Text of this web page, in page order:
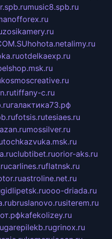
music8.spb.ru
zosikamery.ru
hohota.netalimy.ru
otdelkaexp.ru
kosmoscreative.ru
tiffany-c.ru
галактика73.рф
fotsis.rutesiaes.ru
mossilver.ru
tochkazvuka.msk.ru
clubtibet.ruorior-aks.ru
carlines.ruflatnsk.ru
astroline.net.ru
gidlipetsk.ruooo-driada.ru
bruslanovo.rusiterem.ru
kafekolizey.ru
grinox.ru